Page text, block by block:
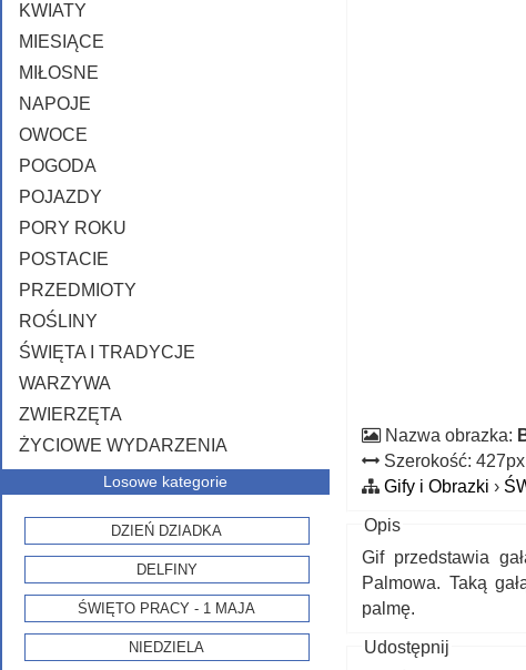
KWIATY
MIESIĄCE
MIŁOSNE
NAPOJE
OWOCE
POGODA
POJAZDY
PORY ROKU
POSTACIE
PRZEDMIOTY
ROŚLINY
ŚWIĘTA I TRADYCJE
WARZYWA
ZWIERZĘTA
ŻYCIOWE WYDARZENIA
Losowe kategorie
DZIEŃ DZIADKA
DELFINY
ŚWIĘTO PRACY - 1 MAJA
NIEDZIELA
Nazwa obrazka:
Szerokość:
Gify i Obrazki ›
Opis
Gif przedstawia
Palmowa. Taką
palmę.
Udostępnij